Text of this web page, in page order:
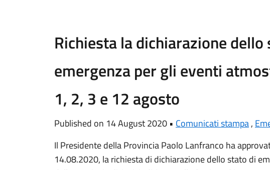
Richiesta la dichiarazione dello
emergenza per gli eventi
1, 2, 3 e 12 agosto
Published on 14 August 2020 • Comunicati stampa,
Il Presidente della Provincia Paolo Lanfranco ha
14.08.2020, la richiesta di dichiarazione dello stato di